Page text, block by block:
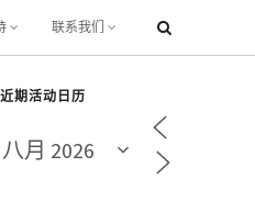
联系我们
近期活动日历